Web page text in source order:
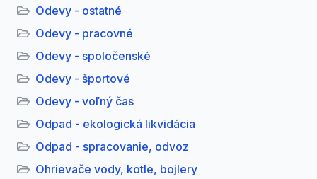
Odevy - ostatné
Odevy - pracovné
Odevy - spoločenské
Odevy - športové
Odevy - voľný čas
Odpad - ekologická likvidácia
Odpad - spracovanie, odvoz
Ohrievače vody, kotle, bojlery